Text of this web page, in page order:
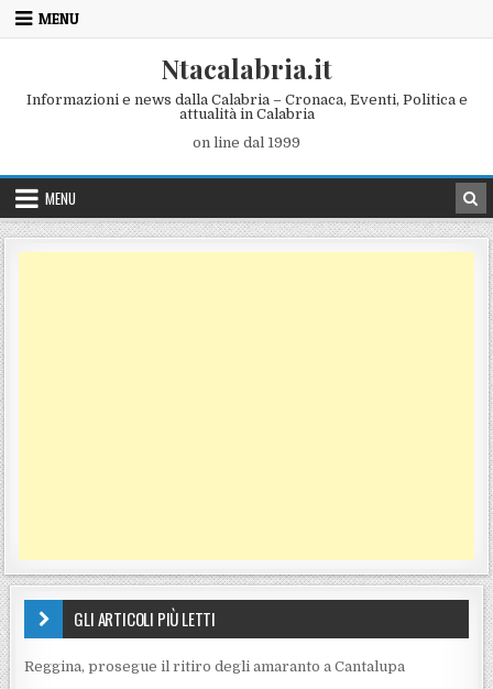
Skip to content
MENU
Ntacalabria.it
Informazioni e news dalla Calabria – Cronaca, Eventi, Politica e
attualità in Calabria
on line dal 1999
MENU
GLI ARTICOLI PIÙ LETTI
Reggina, prosegue il ritiro degli amaranto a Cantalupa